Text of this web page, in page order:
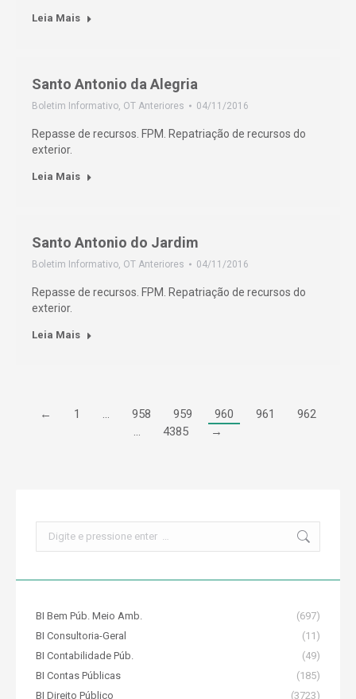
Leia Mais
Santo Antonio da Alegria
Boletim Informativo, OT Anteriores 04/11/2016
Repasse de recursos. FPM. Repatriação de recursos do
exterior.
Leia Mais
Santo Antonio do Jardim
Boletim Informativo, OT Anteriores 04/11/2016
Repasse de recursos. FPM. Repatriação de recursos do
exterior.
Leia Mais
← 1 … 958 959 960 961
962
…
4385 →
BI Bem Púb. Meio Amb.
(697)
BI Consultoria-Geral
(11)
BI Contabilidade Púb.
(49)
BI Contas Públicas
(185)
BI Direito Público
(3723)